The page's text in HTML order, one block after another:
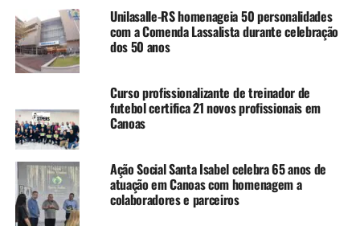
A secretária Ana Boll ressaltou que a participação
popular é fundamental para a construção de políticas
públicas mais eficazes:
“Fazer saúde com qualidade
exige escuta e proximidade.
A população atingida tem
muito a contribuir. É
ouvindo essas lideranças
Unilasalle-RS homenageia 50 personalidades
com a Comenda Lassalista durante celebração
dos 50 anos
Curso profissionalizante de treinador de
futebol certifica 21 novos profissionais em
Canoas
Ação Social Santa Isabel celebra 65 anos de
atuação em Canoas com homenagem a
colaboradores e parceiros